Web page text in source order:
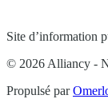
Site d’information
© 2026 Alliancy -
Propulsé par